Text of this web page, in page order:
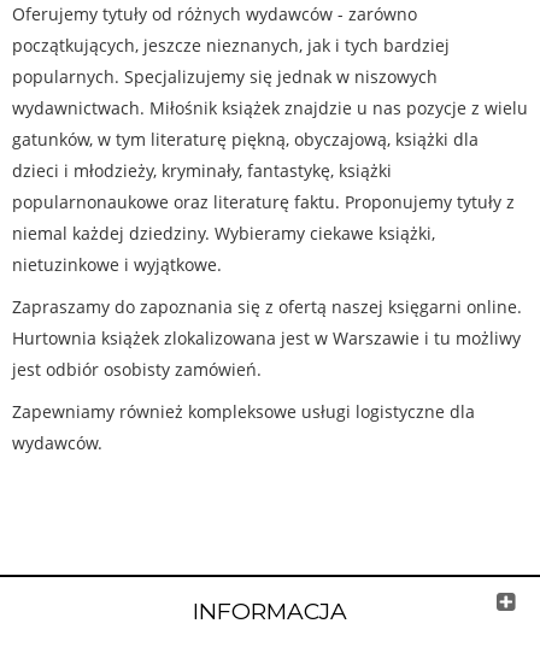
Oferujemy tytuły od różnych wydawców - zarówno
początkujących, jeszcze nieznanych, jak i tych bardziej
popularnych. Specjalizujemy się jednak w niszowych
wydawnictwach. Miłośnik książek znajdzie u nas pozycje z wielu
gatunków, w tym literaturę piękną, obyczajową, książki dla
dzieci i młodzieży, kryminały, fantastykę, książki
popularnonaukowe oraz literaturę faktu. Proponujemy tytuły z
niemal każdej dziedziny. Wybieramy ciekawe książki,
nietuzinkowe i wyjątkowe.
Zapraszamy do zapoznania się z ofertą naszej księgarni online.
Hurtownia książek zlokalizowana jest w Warszawie i tu możliwy
jest odbiór osobisty zamówień.
Zapewniamy również kompleksowe usługi logistyczne dla
wydawców.
INFORMACJA